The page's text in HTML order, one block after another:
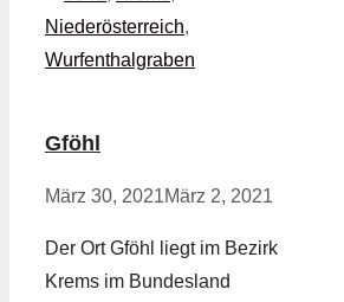
Niederösterreich,
Wurfenthalgraben
Gföhl
März 30, 2021März 2, 2021
Der Ort Gföhl liegt im Bezirk
Krems im Bundesland